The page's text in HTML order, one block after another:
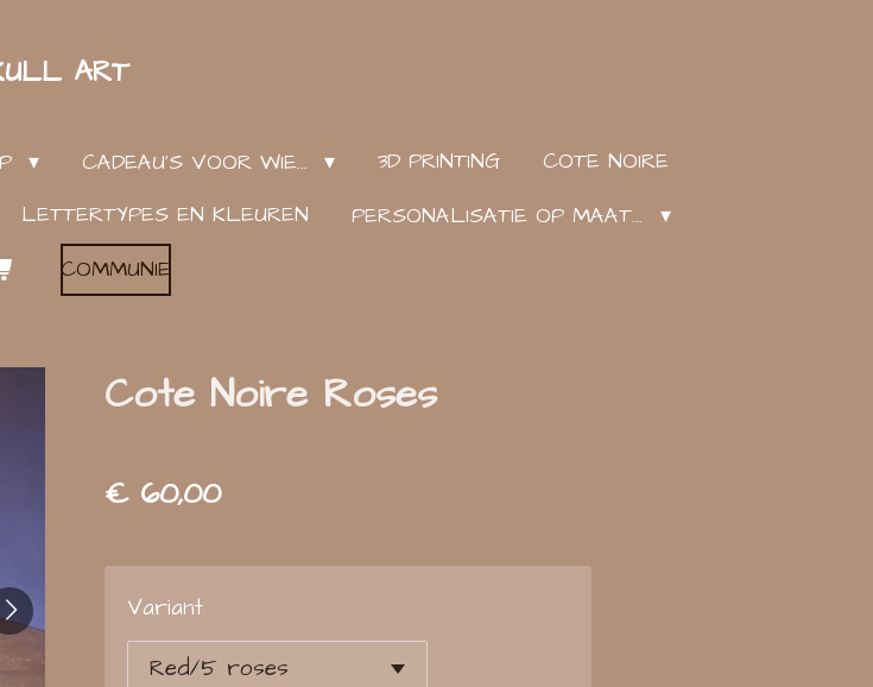
ART
CADEAU'S VOOR WIE... 3D PRINTING
COTE NOIRE
LETTERTYPES EN KLEUREN
PERSONALISATIE OP MAAT...
COMMUNIE
Cote Noire Roses
€ 60,00
Variant